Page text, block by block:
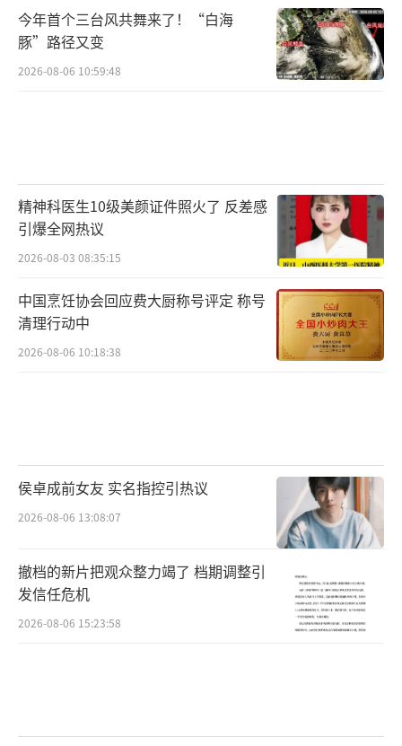
今年首个三台风共舞来了！“白海
豚”路径又变
2026-08-06 10:59:48
精神科医生10级美颜证件照火了 反差感
引爆全网热议
2026-08-03 08:35:15
中国烹饪协会回应费大厨称号评定 称号
清理行动中
2026-08-06 10:18:38
侯卓成前女友 实名指控引热议
2026-08-06 13:08:07
撤档的新片把观众整力竭了 档期调整引
发信任危机
2026-08-06 15:23:58